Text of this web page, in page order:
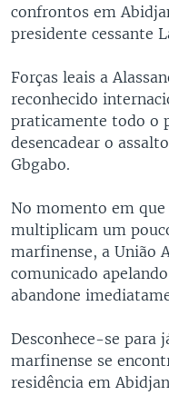
confrontos em
presidente cessante
Forças leais a
reconhecido
praticamente todo o
desencadear o
Gbgabo.
No momento em
multiplicam um
marfinense, a União
comunicado
abandone
Desconhece-se para
marfinense se
residência em